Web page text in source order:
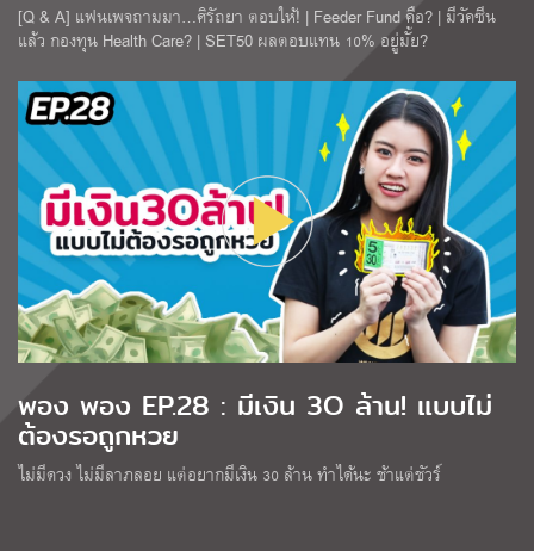
[Q & A] แฟนเพจถามมา…ศิรัถยา ตอบให้! | Feeder Fund คือ? | มีวัคซีน
แล้ว กองทุน Health Care? | SET50 ผลตอบแทน 10% อยู่มั้ย?
พอง พอง EP.28 : มีเงิน 3O ล้าน! แบบไม่
ต้องรอถูกหวย
ไม่มีดวง ไม่มีลาภลอย แต่อยากมีเงิน 30 ล้าน ทำได้นะ ช้าแต่ชัวร์